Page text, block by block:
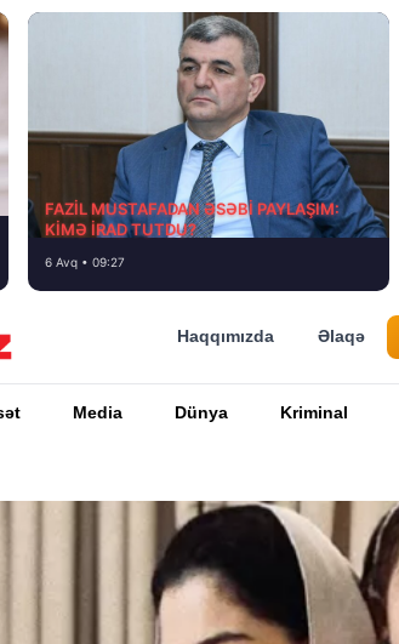
FAZİL MUSTAFADAN ƏSƏBİ PAYLAŞIM:
KİMƏ İRAD TUTDU?
6 Avq • 09:27
Haqqımızda Əlaqə
Media Dünya Kriminal